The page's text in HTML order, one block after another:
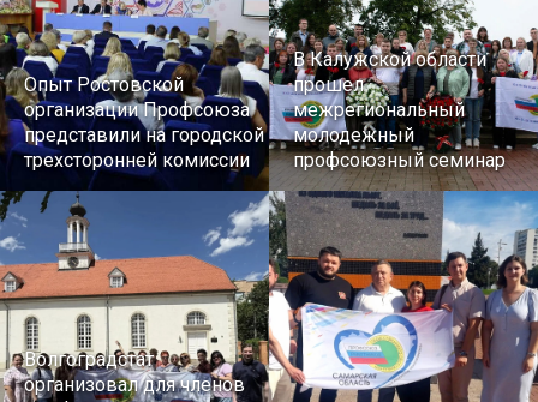
Опыт Ростовской
организации Профсоюза
представили на городской
трехсторонней комиссии
В Калужской области
прошел
межрегиональный
молодежный
профсоюзный семинар
Волгоградстат
организовал для членов